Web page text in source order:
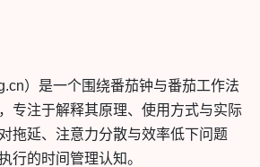
）是一个围绕番茄钟与番茄工作法
专注于解释其原理、使用方式与实际
拖延、注意力分散与效率低下问题
行的时间管理认知。